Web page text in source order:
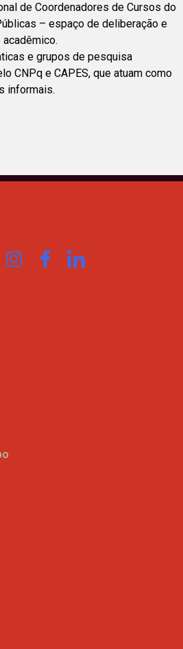
de Coordenadores de Cursos do
– espaço de deliberação e
e grupos de pesquisa
CNPq e CAPES, que atuam como
informais.